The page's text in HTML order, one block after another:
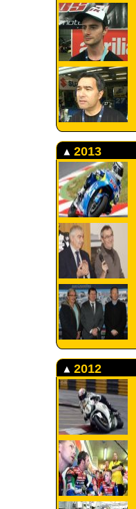
2013
2012